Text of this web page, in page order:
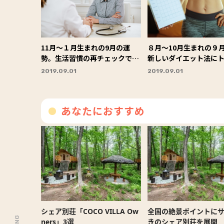
11月〜１月生まれの9月の運
勢。生活習慣の再チェックで健
康増進＆女性力もアップ！
2019.09.01
８月〜10月生まれの９
新しいダイエット法に
ラッキーナンバーは「
2019.09.01
あなたにおすすめ
シェア別荘「COCO VILLA Ow
ners」3選
全国の絶景ポイントに
きのシェア別荘を展開